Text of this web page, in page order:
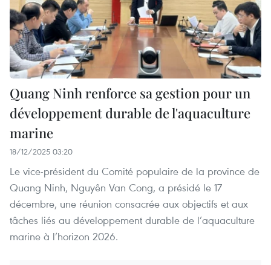
Quang Ninh renforce sa gestion pour un
développement durable de l'aquaculture
marine
18/12/2025 03:20
Le vice-président du Comité populaire de la province de
Quang Ninh, Nguyên Van Cong, a présidé le 17
décembre, une réunion consacrée aux objectifs et aux
tâches liés au développement durable de l’aquaculture
marine à l’horizon 2026.